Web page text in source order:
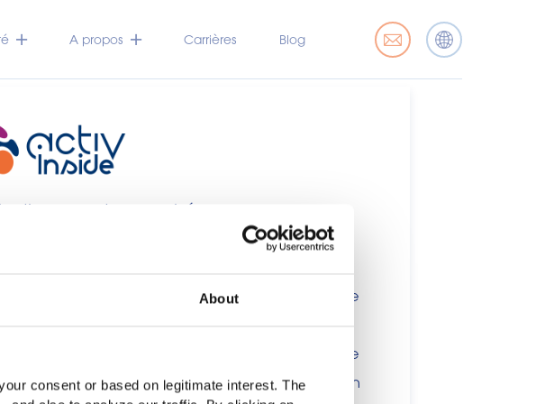
About
consent or based on legitimate interest. The
votre marché
destiné aux professionnels de l’industrie
aucun cas aux consommateurs. Ce site étant
contenir des déclarations, des allégations ou une
CE n. 1924/2006 ou à d'autres dispositions en
A propos Carrières Blog